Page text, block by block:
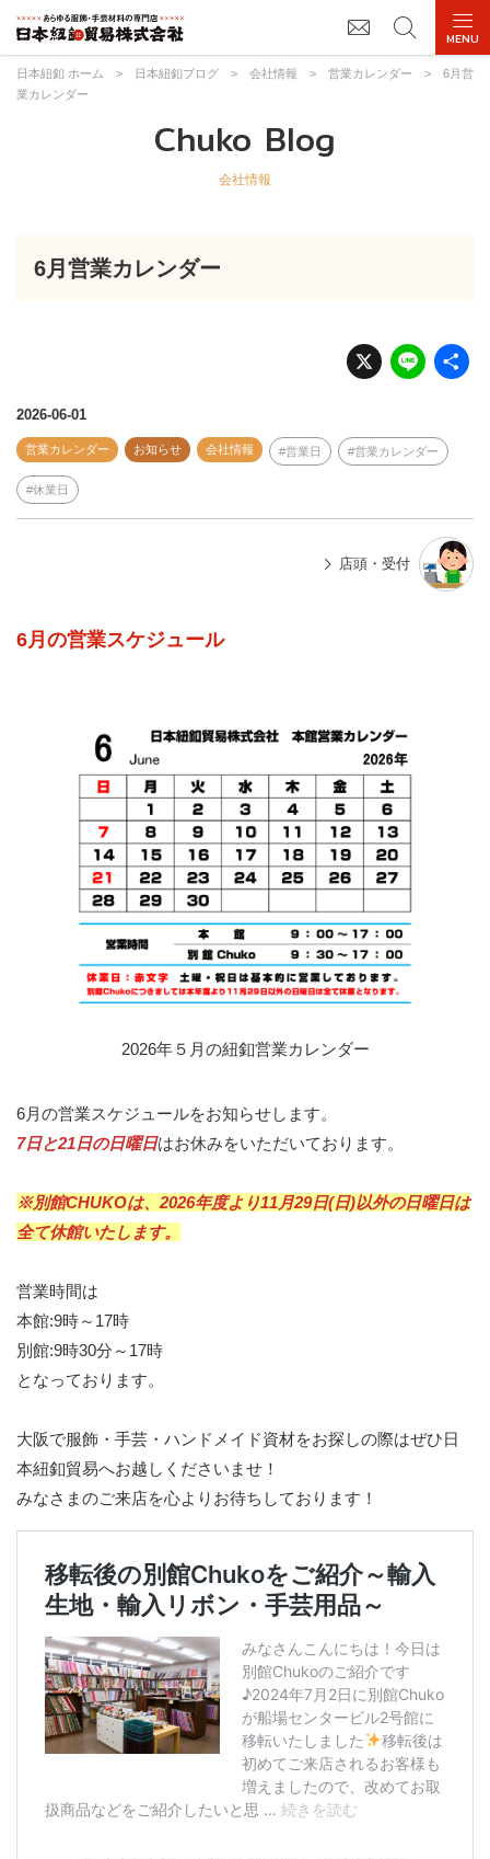
日本紐釦 ホーム > 日本紐釦ブログ > 会社情報 > 営業カレンダー >
6月営
業カレンダー
Chuko Blog
会社情報
6月営業カレンダー
X Li
n
2026-06-01
営業カレンダー お知らせ 会社情報 営業日 営業カレンダー
休業日
店頭・受付
6月の営業スケジュール
2026年５月の紐釦営業カレンダー
6月の営業スケジュールをお知らせします。
7日と21日の日曜日はお休みをいただいております。
※別館CHUKOは、2026年度より11月29日(日)以外の日曜日は
全て休館いたします。
営業時間は
本館:9時～17時
別館:9時30分～17時
となっております。
大阪で服飾・手芸・ハンドメイド資材をお探しの際はぜひ日
本紐釦貿易へお越しくださいませ！
みなさまのご来店を心よりお待ちしております！